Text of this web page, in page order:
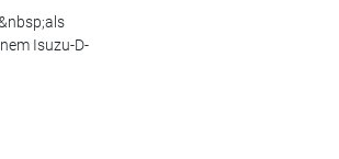
Isuzu-D-